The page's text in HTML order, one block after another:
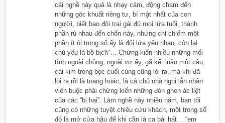
cái nghề này quả là nhạy cảm, động chạm đến
những góc khuất riêng tư, bí mật nhất của con
người, biết bao đôi trai gái đủ mọi lứa tuổi, thành
phần rủ nhau đến chốn này, nhưng chỉ chiếm một
phần ít ỏi trong số ấy là đôi lứa yêu nhau, còn lại
chủ yếu là bồ bịch”… Chứng kiến nhiều những mối
tình ngoài chồng, ngoài vợ ấy, gã kết luận một câu,
cái kim trong bọc cuối cùng cũng lòi ra, mà khi đã
lòi ra rồi là toang hoác, là cả chủ nhà nghỉ lẫn nhân
viên buộc phải chứng kiến những đòn ghen ác liệt
của các “bị hại”. Làm nghề này nhiều năm, bạn tôi
cũng có những tuyệt chiêu cứu khách, một trong số
đó là mở cửa hậu để khi cần là ca bài hát… “em